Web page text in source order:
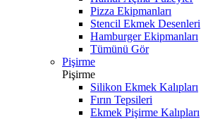
Pizza Ekipmanları
Stencil Ekmek Desenleri
Hamburger Ekipmanları
Tümünü Gör
Pişirme
Pişirme
Silikon Ekmek Kalıpları
Fırın Tepsileri
Ekmek Pişirme Kalıpları